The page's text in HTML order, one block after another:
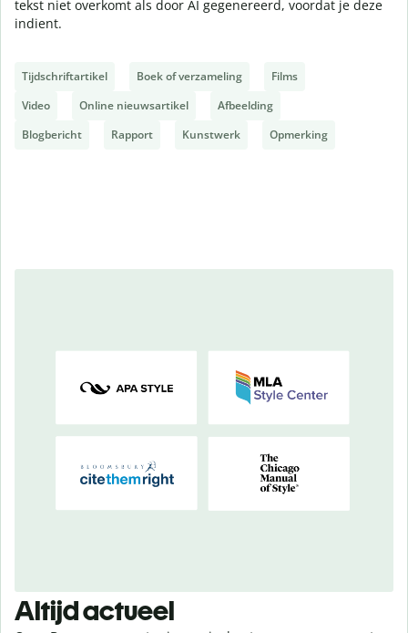
tekst niet overkomt als door AI gegenereerd, voordat je deze
indient.
Tijdschriftartikel Boek of verzameling
Films
Video
Online nieuwsartikel
Afbeelding
Blogbericht
Rapport Kunstwerk Opmerking
Altijd actueel